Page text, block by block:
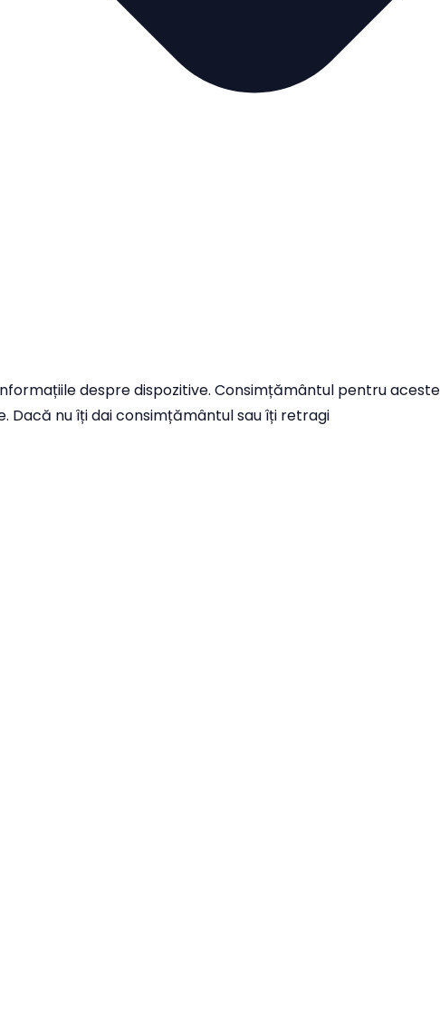
despre dispozitive. Consimțământul pentru aceste
Dacă nu îți dai consimțământul sau îți retragi